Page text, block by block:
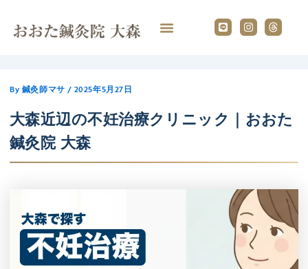
L
i
n
I
n
s
T
h
r
By 鍼灸師マサ/ 2025年5月27日
大森近辺の不妊治療クリニック｜おおた
鍼灸院 大森